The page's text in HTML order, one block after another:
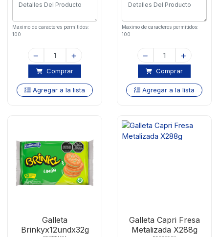
Maximo de caracteres permitidos:
100
Comprar
Agregar a la lista
Maximo de caracteres permitidos:
100
Comprar
Agregar a la lista
Galleta
Brinkyx12undx32g
Galleta Capri Fresa
Metalizada X288g